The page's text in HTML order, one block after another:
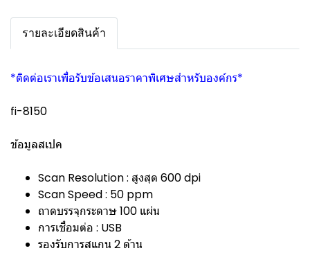
รายละเอียดสินค้า
*ติดต่อเราเพื่อรับข้อเสนอราคาพิเศษสำหรับองค์กร*
fi-8150
ข้อมูลสเปค
Scan Resolution : สูงสุด 600 dpi
Scan Speed : 50 ppm
ถาดบรรจุกระดาษ 100 แผ่น
การเชื่อมต่อ : USB
รองรับการสแกน 2 ด้าน